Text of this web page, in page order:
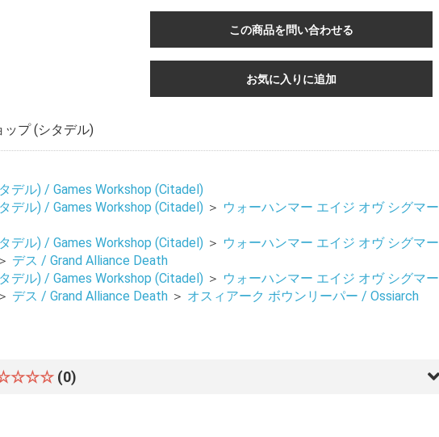
この商品を問い合わせる
お気に入りに追加
ップ (シタデル)
デル) / Games Workshop (Citadel)
デル) / Games Workshop (Citadel) ＞ ウォーハンマー エイジ オヴ シグマー
デル) / Games Workshop (Citadel) ＞ ウォーハンマー エイジ オヴ シグマー
＞ デス / Grand Alliance Death
デル) / Games Workshop (Citadel) ＞ ウォーハンマー エイジ オヴ シグマー
＞ デス / Grand Alliance Death ＞ オスィアーク ボウンリーパー / Ossiarch
(0)